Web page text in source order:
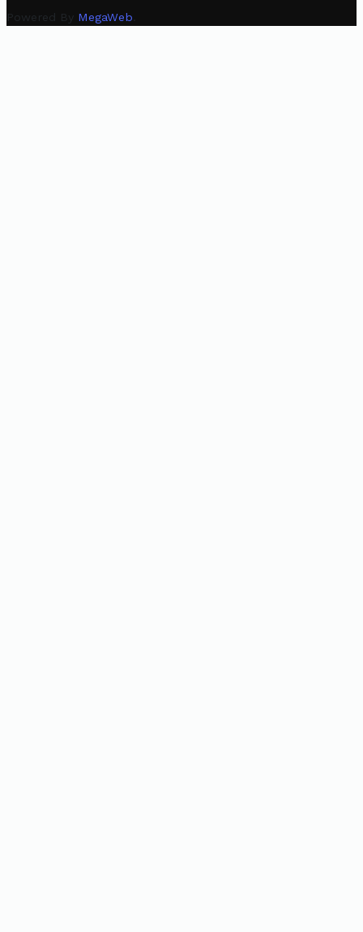
Powered By MegaWeb